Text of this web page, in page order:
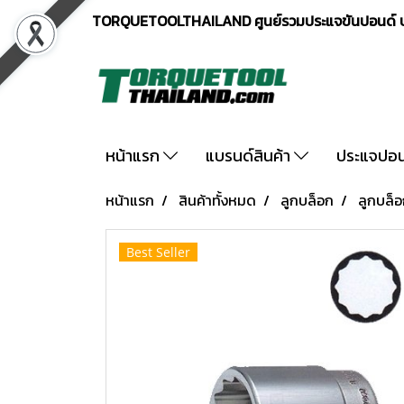
TORQUETOOLTHAILAND ศูนย์รวมประแจขันปอน
หน้าแรก แบรนด์สินค้า ประแจป
หน้าแรก สินค้าทั้งหมด ลูกบล็อก ลูกบล็
Best Seller